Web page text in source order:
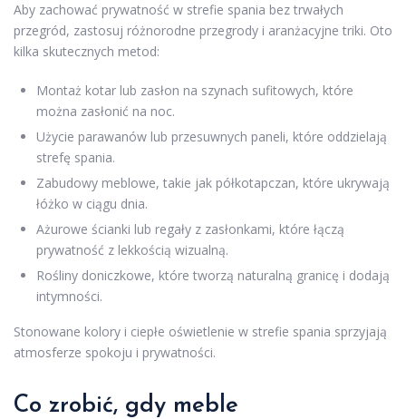
Aby zachować prywatność w strefie spania bez trwałych
przegród, zastosuj różnorodne przegrody i aranżacyjne triki. Oto
kilka skutecznych metod:
Montaż kotar lub zasłon na szynach sufitowych, które
można zasłonić na noc.
Użycie parawanów lub przesuwnych paneli, które oddzielają
strefę spania.
Zabudowy meblowe, takie jak półkotapczan, które ukrywają
łóżko w ciągu dnia.
Ażurowe ścianki lub regały z zasłonkami, które łączą
prywatność z lekkością wizualną.
Rośliny doniczkowe, które tworzą naturalną granicę i dodają
intymności.
Stonowane kolory i ciepłe oświetlenie w strefie spania sprzyjają
atmosferze spokoju i prywatności.
Co zrobić, gdy meble